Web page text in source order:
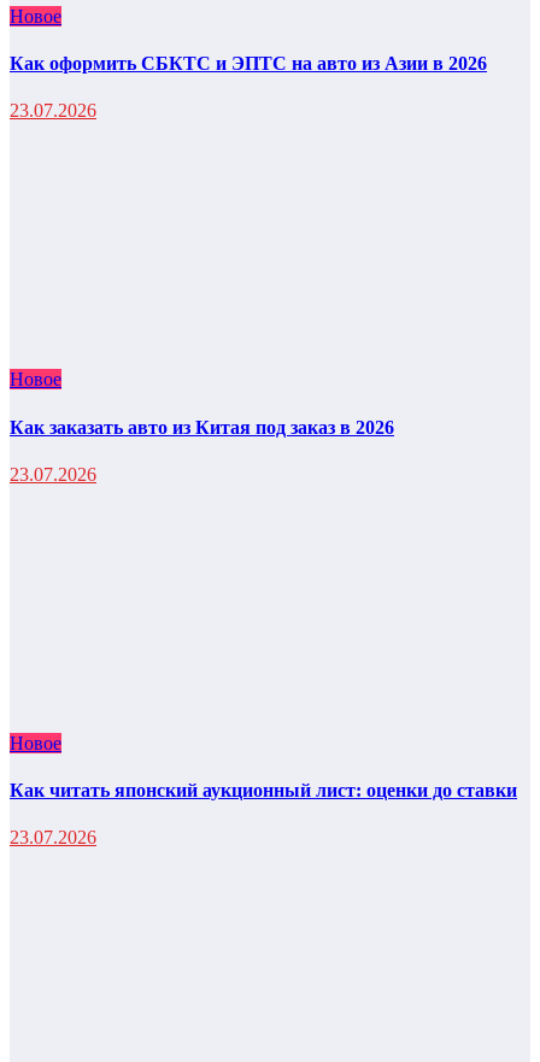
Новое
Как оформить СБКТС и ЭПТС на авто из Азии в 2026
23.07.2026
Новое
Как заказать авто из Китая под заказ в 2026
23.07.2026
Новое
Как читать японский аукционный лист: оценки до ставки
23.07.2026